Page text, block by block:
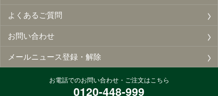
よくあるご質問
お問い合わせ
メールニュース登録・解除
お電話でのお問い合わせ・ご注文はこちら
0120-448-999